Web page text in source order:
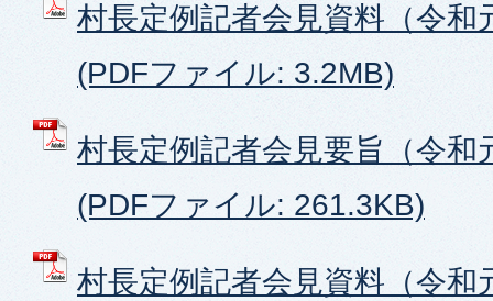
村長定例記者会見資料（令和
(PDFファイル: 3.2MB)
村長定例記者会見要旨（令和
(PDFファイル: 261.3KB)
村長定例記者会見資料（令和